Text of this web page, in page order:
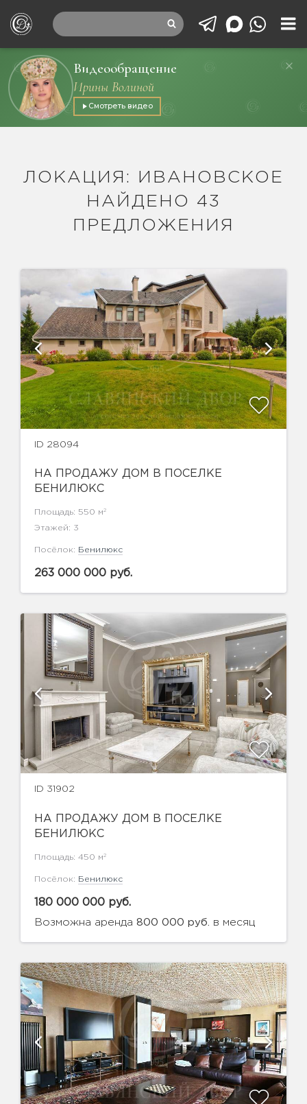
Видеообращение
Ирины Волиной
Смотреть видео
ЛОКАЦИЯ: ИВАНОВСКОЕ
НАЙДЕНО 43
ПРЕДЛОЖЕНИЯ
ID 28094
НА ПРОДАЖУ ДОМ В ПОСЕЛКЕ
БЕНИЛЮКС
Площадь: 550 м 2
Этажей: 3
Посёлок: Бенилюкс
263 000 000 руб.
ID 31902
НА ПРОДАЖУ ДОМ В ПОСЕЛКЕ
БЕНИЛЮКС
Площадь: 450 м 2
Посёлок: Бенилюкс
180 000 000 руб.
Возможна аренда 800 000 руб. в месяц